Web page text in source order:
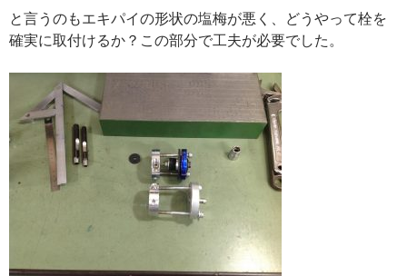
と言うのもエキパイの形状の塩梅が悪く、どうやって栓を
確実に取付けるか？この部分で工夫が必要でした。